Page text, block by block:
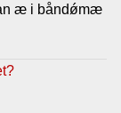
æ i båndǿmæ